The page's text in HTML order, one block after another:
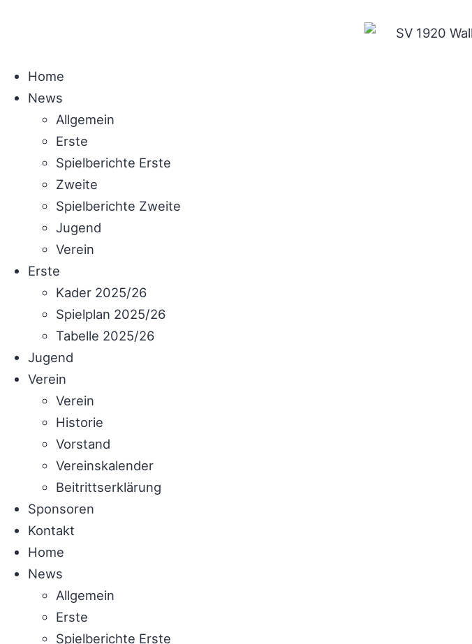
Home
News
Allgemein
Erste
Spielberichte Erste
Zweite
Spielberichte Zweite
Jugend
Verein
Erste
Kader 2025/26
Spielplan 2025/26
Tabelle 2025/26
Jugend
Verein
Verein
Historie
Vorstand
Vereinskalender
Beitrittserklärung
Sponsoren
Kontakt
Home
News
Allgemein
Erste
Spielberichte Erste